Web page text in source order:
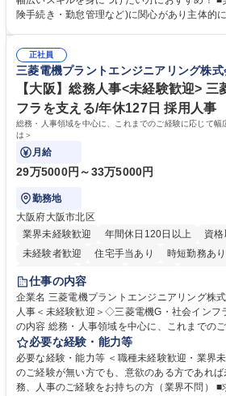
します。ご経験に応じて、休職者管理など、幅
幅広く経験を積みたい意欲がある方に最適な環境です。 募
務・人事】未経験歓迎/日立グループ/組織運営
指す
険手続き・勤怠管理など)に関心があり主体的
のご経験 ■労務管理（給与計算・社会保険手続
■衛生管理者の資格をお持ちの方 学歴・資格 学歴：大学院 大学 高専 短大
専修学校 高校 語学力： 資格：
正社員
三菱電機プラントエンジニアリング株式
【大阪】総務人事<未経験歓迎>
フラを支える/年休127日 採用人事
総務・人事領域を中心に、これまでのご経験に応じて幅
は＞
月給
29万5000円～33万5000円
勤務地
大阪府大阪市北区
業界未経験歓迎
年間休日120日以上
資格
未経験者歓迎
住宅手当あり 時短勤務あり
退職金あり
駅近5分以内
土日祝休み 服装自由 寮
仕事の内容
企業名 三菱電機プラントエンジニアリング株式会社 求人名 【大
人事＜未経験歓迎＞◇三菱電機G・社会インフラ
の内容 総務・人事領域を中心に、これまでの
します。 ＜具体的には＞ ・総務/人事労務（給与・社保・勤怠管理など）
・採用・教育研修 ・福利厚生運用 など ※基本
採用や教育等の業務内容により、関西圏以外
出張もございます。 ※担当業務を持ちつつ、お
必要な経験・能力等
必要な経験・能力等 ＜職種未経験歓迎・業界
のご経験が無い方でも、意欲のある方であれ
務、人事のご経験をお持ちの方（業界不問） ■求める人物像：・社内外の